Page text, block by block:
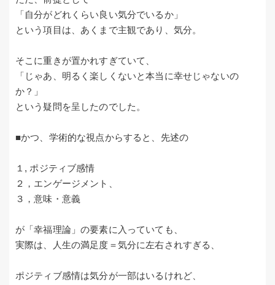
「自分がどれくらい良い気分でいるか」
という項目は、あくまで主観であり、気分。
そこに重きが置かれすぎていて、
「じゃあ、明るく楽しくないと本当に幸せじゃないの
か？」
という疑問を呈したのでした。
■かつ、学術的な視点からすると、先述の
１, ポジティブ感情
２，エンゲージメント、
３，意味・意義
が「幸福理論」の要素に入っていても、
実際は、人生の満足度＝気分に左右されすぎる、
ポジティブ感情は気分が一部はいるけれど、